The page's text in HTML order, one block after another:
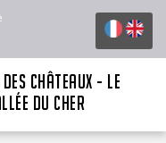
CHÂTEAUX - LE
DU CHER